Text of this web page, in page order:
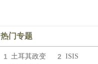
热门专题
1 土耳其政变 2 ISIS